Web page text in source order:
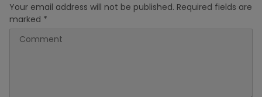
Your email address will not be published. Required fields are
marked *